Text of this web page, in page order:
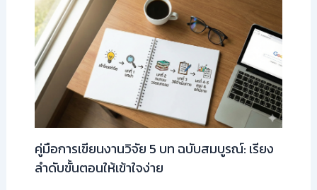
คู่มือการเขียนงานวิจัย 5 บท ฉบับสมบูรณ์: เรียง
ลำดับขั้นตอนให้เข้าใจง่าย